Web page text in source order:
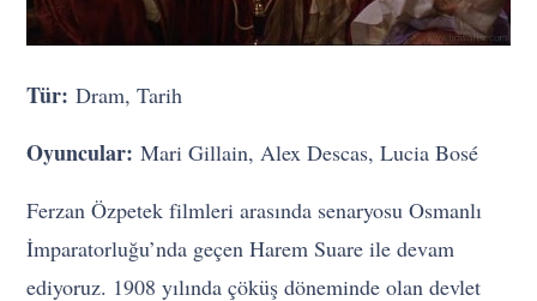
Tür:Dram, Tarih
Oyuncular:Mari Gillain, Alex Descas, Lucia Bosé
Ferzan Özpetek filmleri arasında senaryosu Osmanlı
İmparatorluğu’nda geçen Harem Suare ile devam
ediyoruz. 1908 yılında çöküş döneminde olan devlet